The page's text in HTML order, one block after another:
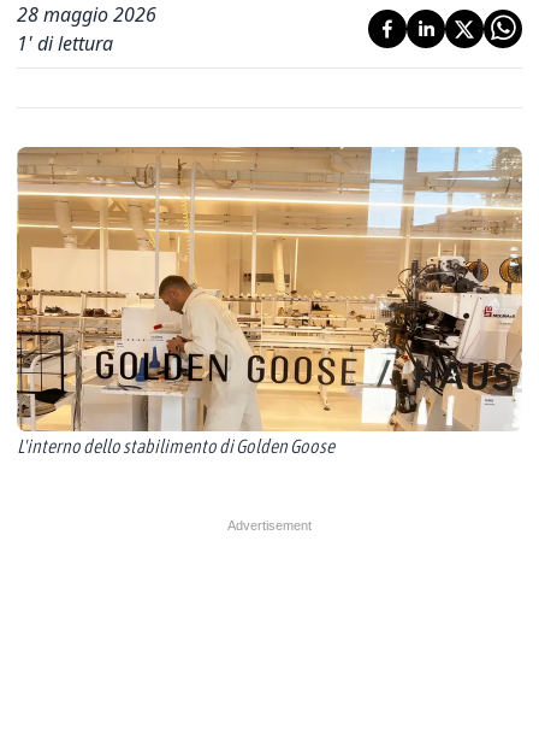
28 maggio 2026
1' di lettura
L'interno dello stabilimento di Golden Goose